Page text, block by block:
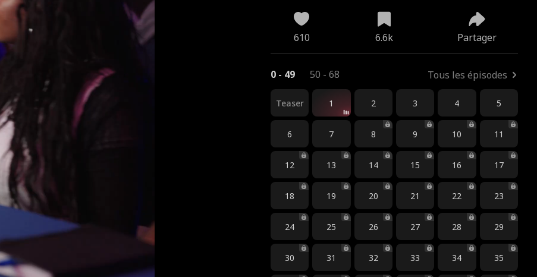
610 6.6k Partager
0 - 49 50 - 68 Tous les épisodes
Teaser 1 2 3 4 5
6 7 8 9 10 11
12 13 14 15 16 17
18 19 20 21 22 23
24 25 26 27 28 29
30 31 32 33 34 35